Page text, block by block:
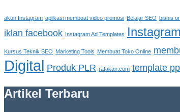
akun Instagram aplikasi membuat video promosi Belajar SEO bisnis
iklan facebook Instagram Ad Templates
Kursus Teknik SEO Marketing Tools Membuat Toko Online
Digital Produk PLR ratakan.com template
Artikel Terbaru